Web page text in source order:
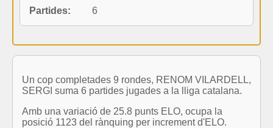
Partides:
6
Un cop completades 9 rondes, RENOM VILARDELL,
SERGI suma 6 partides jugades a la lliga catalana.
Amb una variació de 25.8 punts ELO, ocupa la
posició 1123 del rànquing per increment d'ELO.